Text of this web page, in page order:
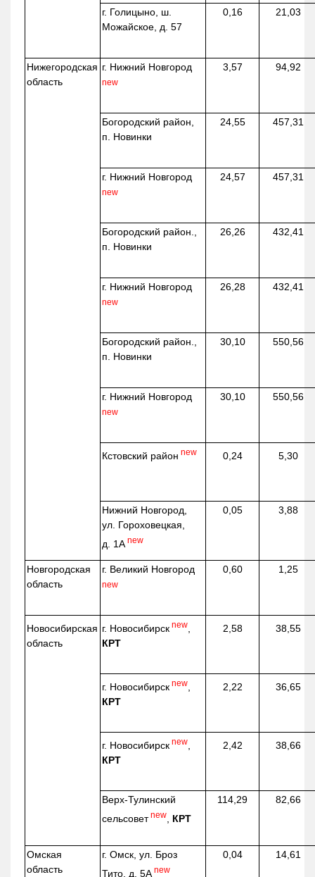
г. Голицыно, ш.
Можайское, д. 57
0,16 21,03
Нижегородская
область
г. Нижний Новгород
new
3,57 94,92
Богородский район,
п. Новинки
24,55 457,31
г. Нижний Новгород
new
24,57 457,31
Богородский район.,
п. Новинки
26,26 432,41
г. Нижний Новгород
new
26,28 432,41
Богородский район.,
п. Новинки
30,10 550,56
г. Нижний Новгород
new
30,10 550,56
Кстовский район new 0,24 5,30
Нижний Новгород,
ул. Гороховецкая,
д. 1А new
0,05 3,88
Новгородская
область
г. Великий Новгород
new
0,60 1,25
Новосибирская
область
г. Новосибирск new
КРТ
2,58 38,55
г. Новосибирск new
КРТ
2,22 36,65
г. Новосибирск new
КРТ
2,42 38,66
Верх-Тулинский
сельсовет new КРТ
114,29 82,66
Омская
область
г. Омск, ул. Броз
Тито, д. 5А new
0,04 14,61